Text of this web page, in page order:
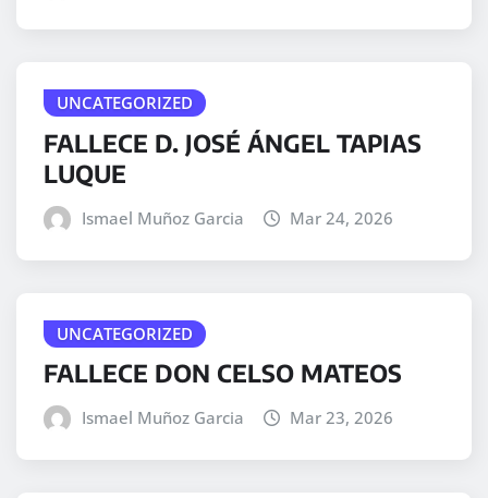
UNCATEGORIZED
FALLECE D. JOSÉ ÁNGEL TAPIAS
LUQUE
Ismael Muñoz Garcia Mar 24, 2026
UNCATEGORIZED
FALLECE DON CELSO MATEOS
Ismael Muñoz Garcia Mar 23, 2026